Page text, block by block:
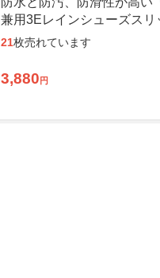
兼用3Eレインシューズスリ
ン」
21枚売れています
3,880 円